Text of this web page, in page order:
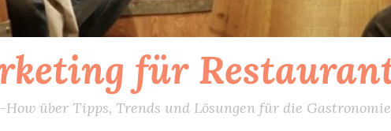
für
How über Tipps, Trends und Lösungen für die Gastronomie